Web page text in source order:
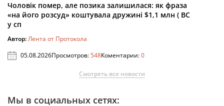
Чоловік помер, але позика залишилася: як фраза
«на його розсуд» коштувала дружині $1,1 млн ( ВС
у сп
Автор:Лента от Протокола
05.08.2026Просмотров:548Коментарии:0
Смотреть все новости
Мы в социальных сетях: